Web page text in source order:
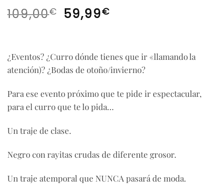
109,00€ El
precio
109,00€.
59,99€
59,99€.
¿Eventos? ¿Curro dónde tienes que ir «llamando la
atención)? ¿Bodas de otoño/invierno?
Para ese evento próximo que te pide ir espectacular,
para el curro que te lo pida…
Un traje de clase.
Negro con rayitas crudas de diferente grosor.
Un traje atemporal que NUNCA pasará de moda.